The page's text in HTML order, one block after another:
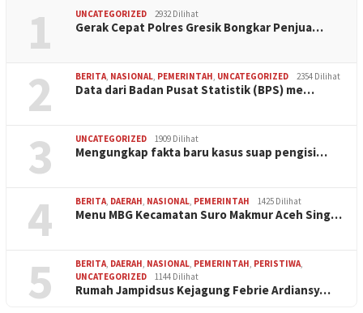
1 UNCATEGORIZED 2932 Dilihat
Gerak Cepat Polres Gresik Bongkar Penjua…
2 BERITA, NASIONAL, PEMERINTAH, UNCATEGORIZED 2354 Dilihat
Data dari Badan Pusat Statistik (BPS) me…
3 UNCATEGORIZED 1909 Dilihat
Mengungkap fakta baru kasus suap pengisi…
4 BERITA, DAERAH, NASIONAL, PEMERINTAH 1425 Dilihat
Menu MBG Kecamatan Suro Makmur Aceh Sing…
5 BERITA, DAERAH, NASIONAL, PEMERINTAH, PERISTIWA,
UNCATEGORIZED
1144 Dilihat
Rumah Jampidsus Kejagung Febrie Ardiansy…